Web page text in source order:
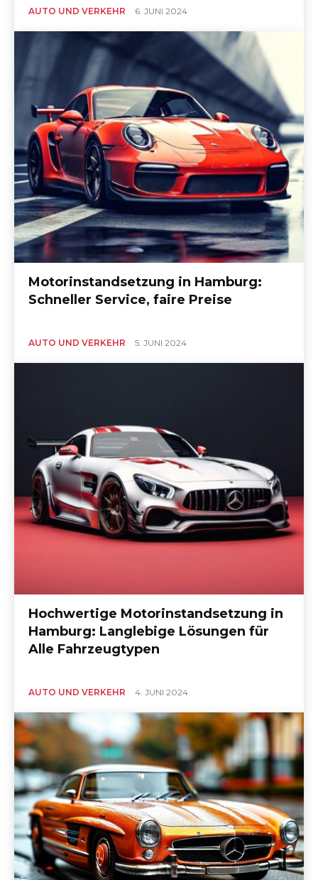
AUTO UND VERKEHR 6. JUNI 2024
Motorinstandsetzung in Hamburg:
Schneller Service, faire Preise
AUTO UND VERKEHR 5. JUNI 2024
Hochwertige Motorinstandsetzung in
Hamburg: Langlebige Lösungen für
Alle Fahrzeugtypen
AUTO UND VERKEHR 4. JUNI 2024